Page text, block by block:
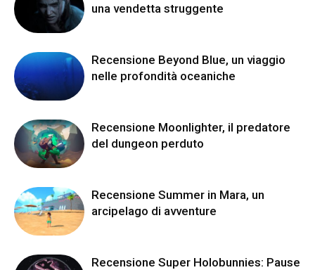
una vendetta struggente
Recensione Beyond Blue, un viaggio
nelle profondità oceaniche
Recensione Moonlighter, il predatore
del dungeon perduto
Recensione Summer in Mara, un
arcipelago di avventure
Recensione Super Holobunnies: Pause